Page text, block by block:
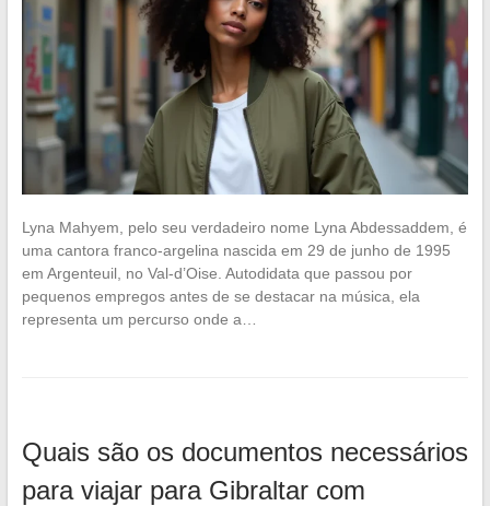
Lyna Mahyem, pelo seu verdadeiro nome Lyna Abdessaddem, é
uma cantora franco-argelina nascida em 29 de junho de 1995
em Argenteuil, no Val-d’Oise. Autodidata que passou por
pequenos empregos antes de se destacar na música, ela
representa um percurso onde a…
Quais são os documentos necessários
para viajar para Gibraltar com